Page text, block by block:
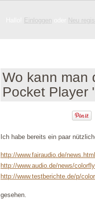
Einloggen Neu
Wo kann man
Pocket Player
Ich habe bereits ein paar
http://www.fairaudio.de/news.html
http://www.audio.de/news/
http://www.testberichte.de/p/
gesehen.